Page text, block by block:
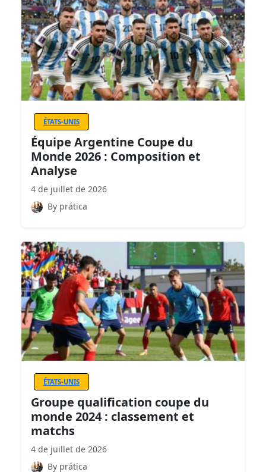
ÉTATS-UNIS
Équipe Argentine Coupe du
Monde 2026 : Composition et
Analyse
4 de juillet de 2026
By prática
ÉTATS-UNIS
Groupe qualification coupe du
monde 2024 : classement et
matchs
4 de juillet de 2026
By prática